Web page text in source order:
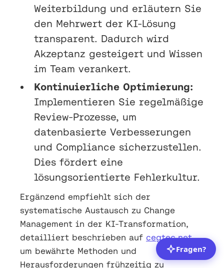
Weiterbildung und erläutern Sie
den Mehrwert der KI-Lösung
transparent. Dadurch wird
Akzeptanz gesteigert und Wissen
im Team verankert.
Kontinuierliche Optimierung:
Implementieren Sie regelmäßige
Review-Prozesse, um
datenbasierte Verbesserungen
und Compliance sicherzustellen.
Dies fördert eine
lösungsorientierte Fehlerkultur.
Ergänzend empfiehlt sich der
systematische Austausch zu Change
Management in der KI-Transformation,
detailliert beschrieben auf cegtec.net,
um bewährte Methoden und
Herausforderungen frühzeitig zu